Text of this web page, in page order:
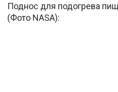
Поднос для подогрева
(Фото NASA):